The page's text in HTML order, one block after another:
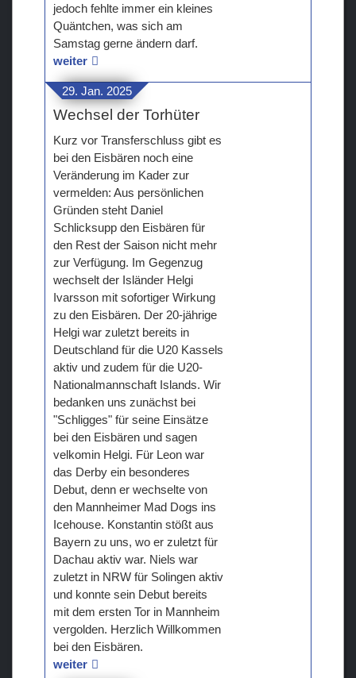
jedoch fehlte immer ein kleines
Quäntchen, was sich am
Samstag gerne ändern darf.
weiter
29. Jan. 2025
Wechsel der Torhüter
Kurz vor Transferschluss gibt es
bei den Eisbären noch eine
Veränderung im Kader zur
vermelden: Aus persönlichen
Gründen steht Daniel
Schlicksupp den Eisbären für
den Rest der Saison nicht mehr
zur Verfügung. Im Gegenzug
wechselt der Isländer Helgi
Ivarsson mit sofortiger Wirkung
zu den Eisbären. Der 20-jährige
Helgi war zuletzt bereits in
Deutschland für die U20 Kassels
aktiv und zudem für die U20-
Nationalmannschaft Islands. Wir
bedanken uns zunächst bei
"Schligges" für seine Einsätze
bei den Eisbären und sagen
velkomin Helgi. Für Leon war
das Derby ein besonderes
Debut, denn er wechselte von
den Mannheimer Mad Dogs ins
Icehouse. Konstantin stößt aus
Bayern zu uns, wo er zuletzt für
Dachau aktiv war. Niels war
zuletzt in NRW für Solingen aktiv
und konnte sein Debut bereits
mit dem ersten Tor in Mannheim
vergolden. Herzlich Willkommen
bei den Eisbären.
weiter